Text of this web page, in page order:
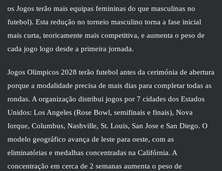
os Jogos terão mais equipas femininas do que masculinas no
futebol). Esta redução no torneio masculino torna a fase inicial
mais curta, teoricamente mais competitiva, e aumenta o peso de
cada jogo logo desde a primeira jornada.
Jogos Olimpicos 2028 terão futebol antes da cerimónia de abertura
porque a modalidade precisa de mais dias para completar todas as
rondas. A organização distribui jogos por 7 cidades dos Estados
Unidos: Los Angeles (Rose Bowl, semifinais e finais), Nova
Iorque, Columbus, Nashville, St. Louis, San Jose e San Diego. O
modelo geográfico avança de leste para oeste, com as
eliminatórias e medalhas concentradas na Califórnia. A
concentração em cerca de 2 semanas aumenta o peso de